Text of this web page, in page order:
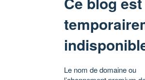
Le nom de domaine ou